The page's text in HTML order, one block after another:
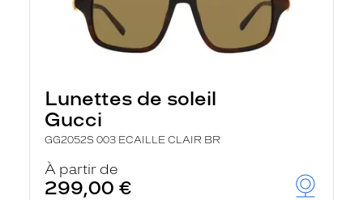
Lunettes de soleil
Gucci
GG2052S 003 ECAILLE CLAIR BR
À partir de
299,00 €